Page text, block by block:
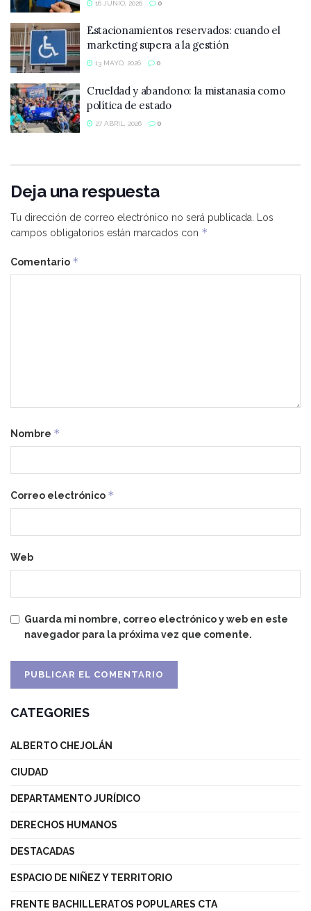
16 JUNIO, 2026 0
Estacionamientos reservados: cuando el
marketing supera a la gestión
13 MAYO, 2026 0
Crueldad y abandono: la mistanasia como
política de estado
27 ABRIL, 2026 0
Deja una respuesta
Tu dirección de correo electrónico no será publicada. Los
campos obligatorios están marcados con *
Comentario *
Nombre *
Correo electrónico *
Web
Guarda mi nombre, correo electrónico y web en este
navegador para la próxima vez que comente.
CATEGORIES
ALBERTO CHEJOLÁN
CIUDAD
DEPARTAMENTO JURÍDICO
DERECHOS HUMANOS
DESTACADAS
ESPACIO DE NIÑEZ Y TERRITORIO
FRENTE BACHILLERATOS POPULARES CTA